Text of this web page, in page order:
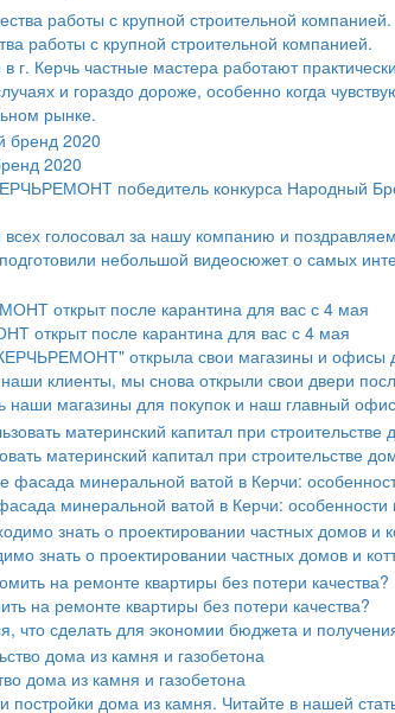
работы с крупной строительной компанией.
в г. Керчь частные мастера работают
и гораздо дороже, особенно когда
рынке.
2020
победитель конкурса Народный
голосовал за нашу компанию и
небольшой видеосюжет о самых
открыт после карантина для вас с 4 мая
открыла свои магазины и офисы
клиенты, мы снова открыли свои двери
наши магазины для покупок и наш главный
материнский капитал при строительстве
минеральной ватой в Керчи:
знать о проектировании частных домов и
на ремонте квартиры без потери качества?
что сделать для экономии бюджета и
дома из камня и газобетона
постройки дома из камня. Читайте в нашей